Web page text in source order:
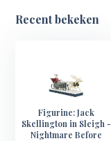
Recent bekeken
Figurine: Jack
Skellington in Sleigh -
Nightmare Before